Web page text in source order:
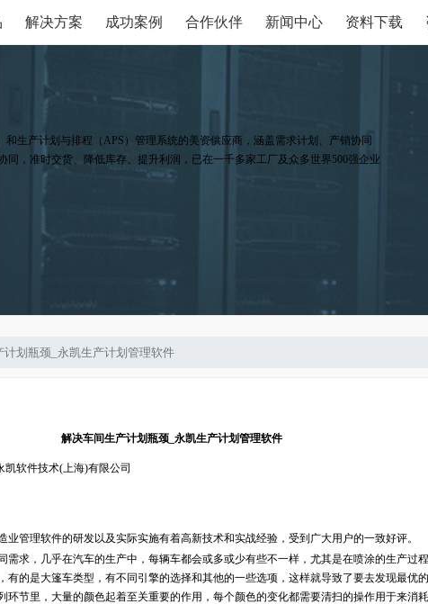
解决方案 成功案例 合作伙伴 新闻中心 资料下载
和生产计划与排程（APS）管理系统的美资供应商，涵盖需求计划、产销协同
，准时交货、降低库存、提升利润，已在一千多家工厂及众多世界500强企业
计划瓶颈_永凯生产计划管理软件
解决车间生产计划瓶颈_永凯生产计划管理软件
件技术(上海)有限公司
理软件的研发以及实际实施有着高新技术和实战经验，受到广大用户的一致好评。
求，几乎在汽车的生产中，每辆车都会或多或少有些不一样，尤其是在喷涂的生产过
有的是大篷车类型，有不同引擎的选择和其他的一些选项，这样就导致了要去发现最优
环节里，大量的颜色起着至关重要的作用，每个颜色的变化都需要清扫的操作用于来消